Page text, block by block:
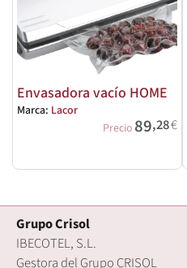
Envasadora vacío HOME
Marca: Lacor
Precio 89,28€
Grupo Crisol
IBECOTEL, S.L.
Gestora del Grupo CRISOL